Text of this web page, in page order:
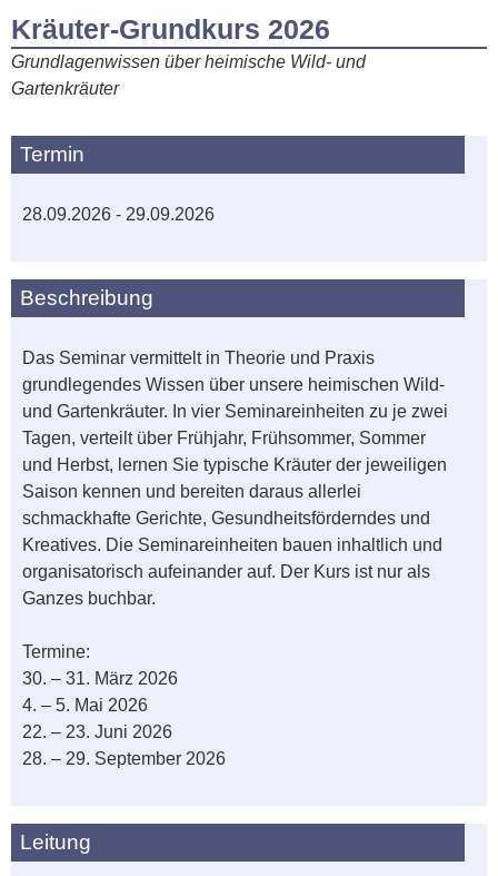
Kräuter-Grundkurs 2026
Grundlagenwissen über heimische Wild- und
Gartenkräuter
Termin
28.09.2026 - 29.09.2026
Beschreibung
Das Seminar vermittelt in Theorie und Praxis
grundlegendes Wissen über unsere heimischen Wild-
und Gartenkräuter. In vier Seminareinheiten zu je zwei
Tagen, verteilt über Frühjahr, Frühsommer, Sommer
und Herbst, lernen Sie typische Kräuter der jeweiligen
Saison kennen und bereiten daraus allerlei
schmackhafte Gerichte, Gesundheitsförderndes und
Kreatives. Die Seminareinheiten bauen inhaltlich und
organisatorisch aufeinander auf. Der Kurs ist nur als
Ganzes buchbar.
Termine:
30. – 31. März 2026
4. – 5. Mai 2026
22. – 23. Juni 2026
28. – 29. September 2026
Leitung